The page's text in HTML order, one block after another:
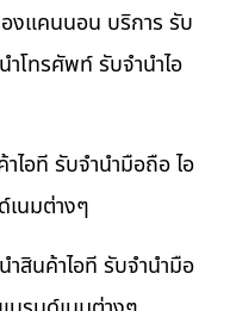
งแคนนอน บริการ รับ
โทรศัพท์ รับจำนำไอ
ไอที รับจำนำมือถือ ไอ
เนมต่างๆ
สินค้าไอที รับจำนำมือ